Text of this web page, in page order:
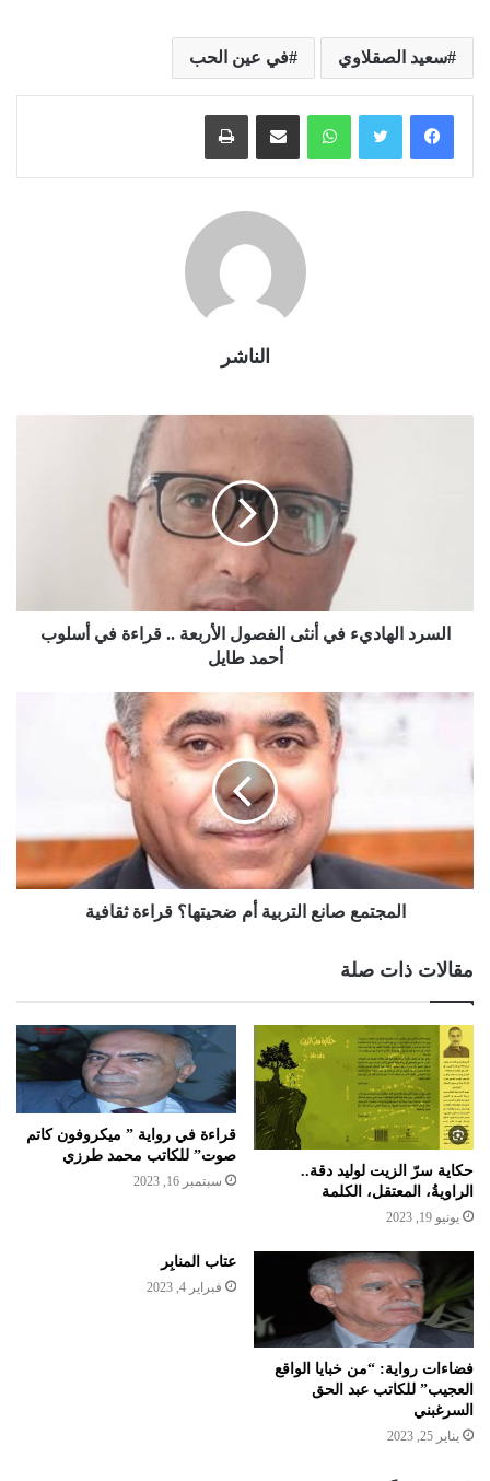
سعيد الصقلاوي في عين الحب
واتساب مشاركة عبر البريد طباعة
الناشر
السرد الهاديء في أنثى الفصول الأربعة .. قراءة في أسلوب
أحمد طايل
المجتمع صانع التربية أم ضحيتها؟ قراءة ثقافية
مقالات ذات صلة
حكاية سرّ الزيت لوليد دقة..
الراويةُ، المعتقل، الكلمة
يونيو 19, 2023
قراءة في رواية ” ميكروفون كاتم
صوت” للكاتب محمد طرزي
سبتمبر 16, 2023
فضاءات رواية: “من خبايا الواقع
العجيب” للكاتب عبد الحق
السرغبني
يناير 25, 2023
عتاب المنابِر
فبراير 4, 2023